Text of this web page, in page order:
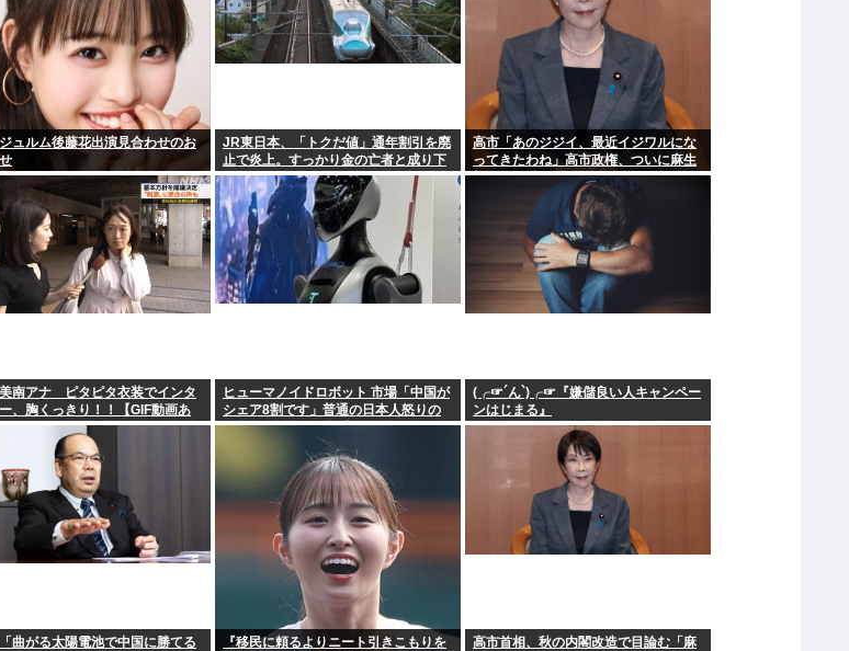
ュルム後藤花出演見合わせのお
JR東日本、「トクだ値」通年割引を廃
止で炎上。すっかり金の亡者と成り下
がったな
高市「あのジジイ、最近イジワルにな
ってきたわね」高市政権、ついに麻生
切り！嫌儲はどっちにつくの
南アナ ピタピタ衣装でインタ
、胸くっきり！！【GIF動画あ
ヒューマノイドロボット 市場「中国が
シェア8割です」普通の日本人怒りの
フェイクニュース認定へ…
(╭☞´ん`)╭☞『嫌儲良い人キャンペー
ンはじまる』
曲がる太陽電池で中国に勝てる
『移民に頼るよりニート引きこもりを
高市首相、秋の内閣改造で目論む「麻